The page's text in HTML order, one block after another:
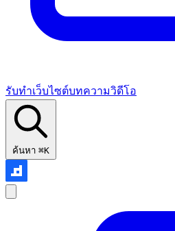
รับทำเว็บไซต์บทความวิดีโอ
ค้นหา ⌘K